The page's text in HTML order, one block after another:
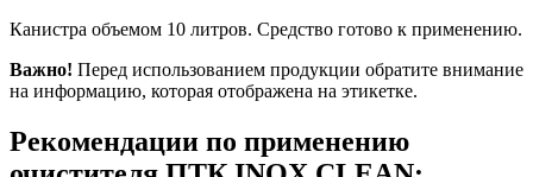
Канистра объемом 10 литров. Средство готово к применению.
Важно! Перед использованием продукции обратите внимание
на информацию, которая отображена на этикетке.
Рекомендации по применению